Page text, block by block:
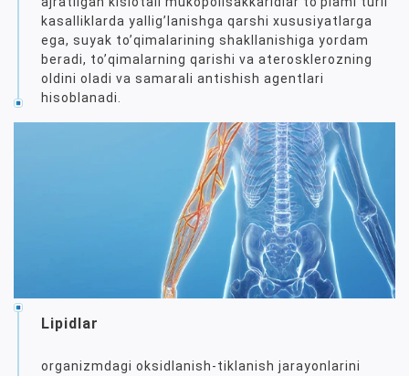
kasalliklarda yalligʼlanishga qarshi xususiyatlarga
ega, suyak toʼqimalarining shakllanishiga yordam
beradi, toʼqimalarning qarishi va aterosklerozning
oldini oladi va samarali antishish agentlari
hisoblanadi.
Lipidlar
organizmdagi oksidlanish-tiklanish jarayonlarini